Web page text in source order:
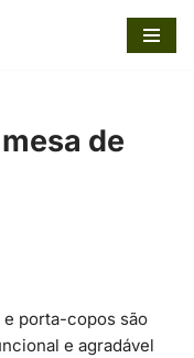
de
e porta-copos são
e agradável